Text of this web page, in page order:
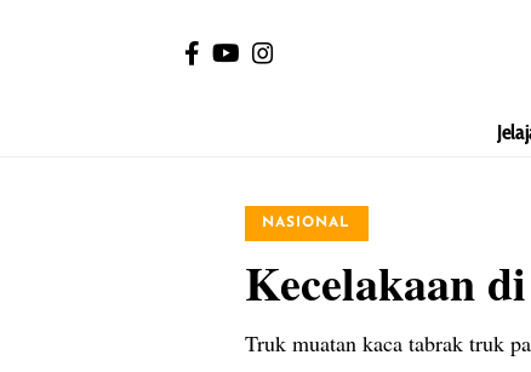
NASIONAL
Kecelakaan
Truk muatan kaca tabrak truk